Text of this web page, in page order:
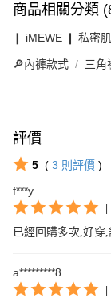
商品相關分類
❙ iMEWE ❙ 私密
🔎內褲款式 三角
評價
5 ( 3 則評價 )
f***y
已經回購多次,好穿
a*********8